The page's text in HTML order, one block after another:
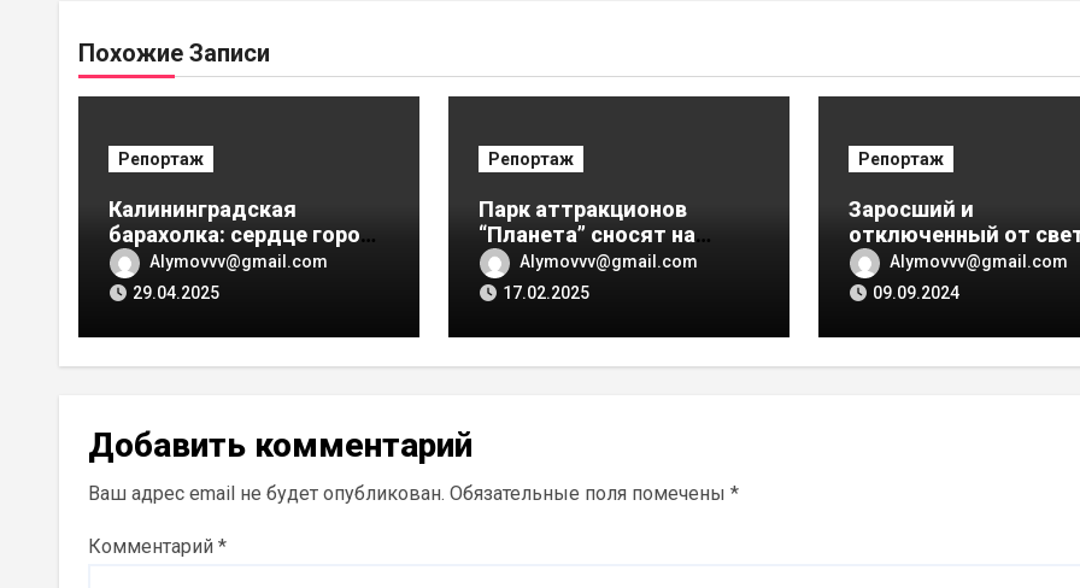
Похожие Записи
Репортаж
Калининградская
барахолка: сердце города
или свалка? [ВИДЕО]
Alymovvv@gmail.com
29.04.2025
Репортаж
Парк аттракционов
“Планета” сносят на
наших глазах. Некролог
[ВИДЕО]
Alymovvv@gmail.com
17.02.2025
Репортаж
Заросший и
отключенный от
воды парк Планета.
ждет любимое
[ВИДЕО]
Alymovvv@gmail.com
09.09.2024
Добавить комментарий
Ваш адрес email не будет опубликован. Обязательные поля помечены *
Комментарий *